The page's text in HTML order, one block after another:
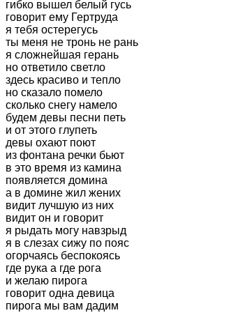
гибко вышел белый гусь
говорит ему Гертруда
я тебя остерегусь
ты меня не тронь не рань
я сложнейшая герань
но ответило светло
здесь красиво и тепло
но сказало помело
сколько снегу намело
будем девы песни петь
и от этого глупеть
девы охают поют
из фонтана речки бьют
в это время из камина
появляется домина
а в домине жил жених
видит лучшую из них
видит он и говорит
я рыдать могу навзрыд
я в слезах сижу по пояс
огорчаясь беспокоясь
где рука а где рога
и желаю пирога
говорит одна девица
пирога мы вам дадим